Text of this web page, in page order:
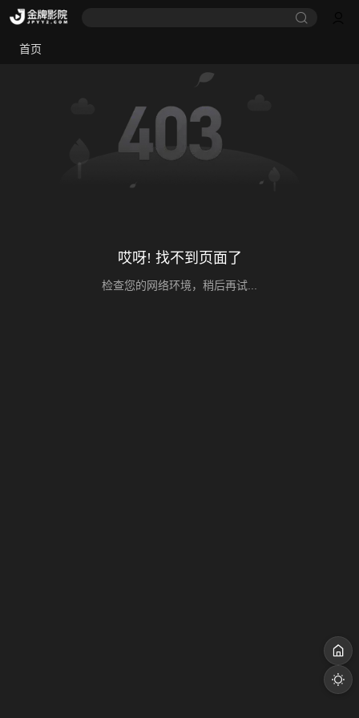
首页
哎呀! 找不到页面了
检查您的网络环境，稍后再试...